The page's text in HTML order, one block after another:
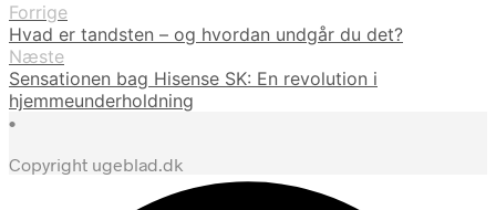
Forrige
Hvad er tandsten – og hvordan undgår du det?
Næste
Sensationen bag Hisense SK: En revolution i
hjemmeunderholdning
•
Copyright ugeblad.dk